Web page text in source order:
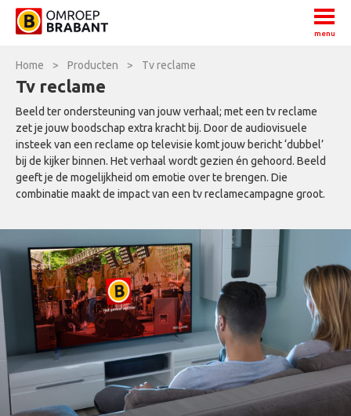
menu
Home > Producten > Tv reclame
Tv reclame
Beeld ter ondersteuning van jouw verhaal; met een tv reclame
zet je jouw boodschap extra kracht bij. Door de audiovisuele
insteek van een reclame op televisie komt jouw bericht ‘dubbel’
bij de kijker binnen. Het verhaal wordt gezien én gehoord. Beeld
geeft je de mogelijkheid om emotie over te brengen. Die
combinatie maakt de impact van een tv reclamecampagne groot.